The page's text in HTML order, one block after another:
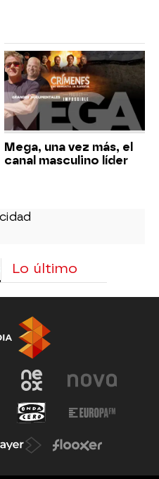
Mega, una vez más, el
canal masculino líder
Lo último